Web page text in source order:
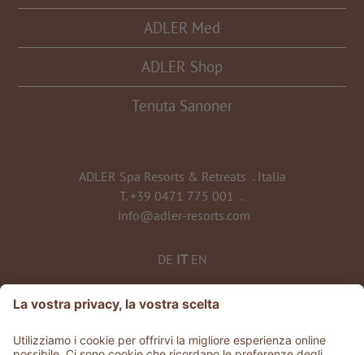
ADLER Med
ADLER Shop
Tenuta Sanoner
ADLER Spa Resorts & Retreats . Italia
T. +39 0471 775 001
.
info@adler-resorts.com
DE IT EN